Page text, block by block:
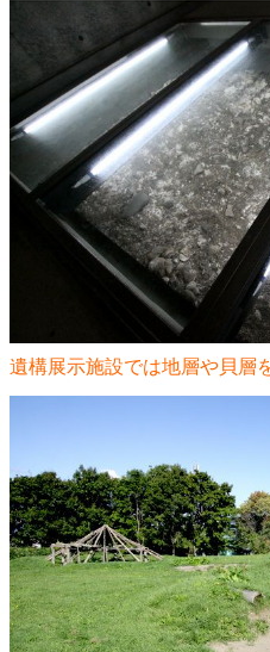
遺構展示施設では地層や貝層